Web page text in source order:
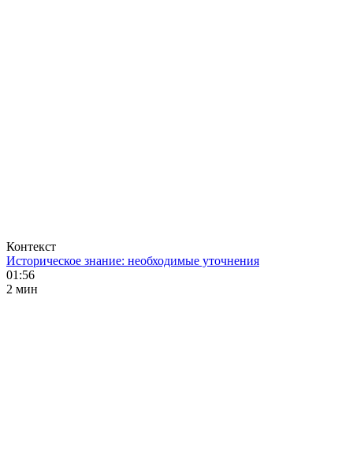
Контекст
Историческое знание: необходимые уточнения
01:56
2 мин